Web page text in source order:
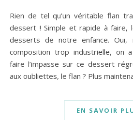
Rien de tel qu’un véritable flan traditionnel en guise de
dessert ! Simple et rapide à faire,
desserts de notre enfance. Oui,
composition trop industrielle, on
faire l’impasse sur ce dessert
aux oubliettes, le flan ? Plus
EN SAVOIR